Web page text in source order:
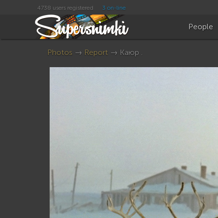
4738 users registered 3 on-line
People
Photos → Report → Каюр .